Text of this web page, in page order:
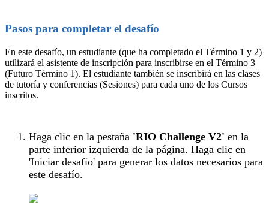
Pasos para completar el desafío
En este desafío, un estudiante (que ha completado el Término 1 y 2)
utilizará el asistente de inscripción para inscribirse en el Término 3
(Futuro Término 1). El estudiante también se inscribirá en las clases
de tutoría y conferencias (Sesiones) para cada uno de los Cursos
inscritos.
Haga clic en la pestaña 'RIO Challenge V2' en la
parte inferior izquierda de la página. Haga clic en
'Iniciar desafío' para generar los datos necesarios para
este desafío.